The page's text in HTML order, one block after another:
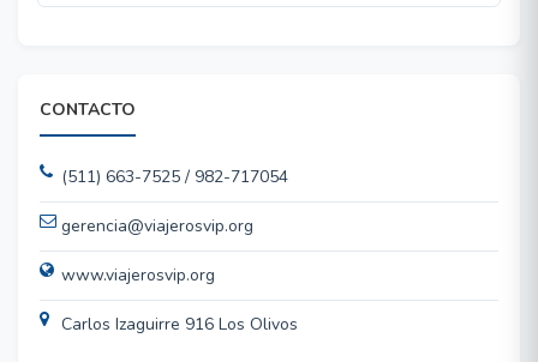
CONTACTO
(511) 663-7525 / 982-717054
gerencia@viajerosvip.org
www.viajerosvip.org
Carlos Izaguirre 916 Los Olivos